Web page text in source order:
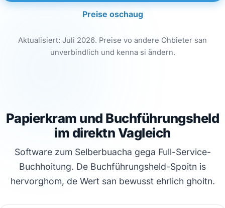
Preise oschaug
Aktualisiert: Juli 2026. Preise vo andere Ohbieter san
unverbindlich und kenna si ändern.
Papierkram und Buchführungsheld
im direktn Vagleich
Software zum Selberbuacha gega Full-Service-
Buchhoitung. De Buchführungsheld-Spoitn is
hervorghom, de Wert san bewusst ehrlich ghoitn.